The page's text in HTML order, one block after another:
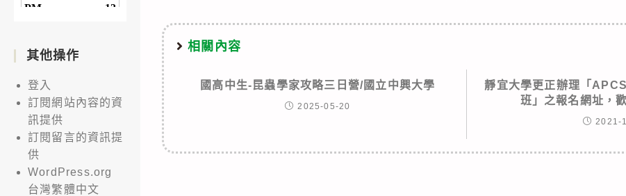
相關內容
國高中生-昆蟲學家攻略三日營/國立中興大學
2025-05-20
靜宜大學更正辦理「
班」之報名網址，
2021-
其他操作
登入
訂閱網站內容的資
訊提供
訂閱留言的資訊提
供
WordPress.org
台灣繁體中文